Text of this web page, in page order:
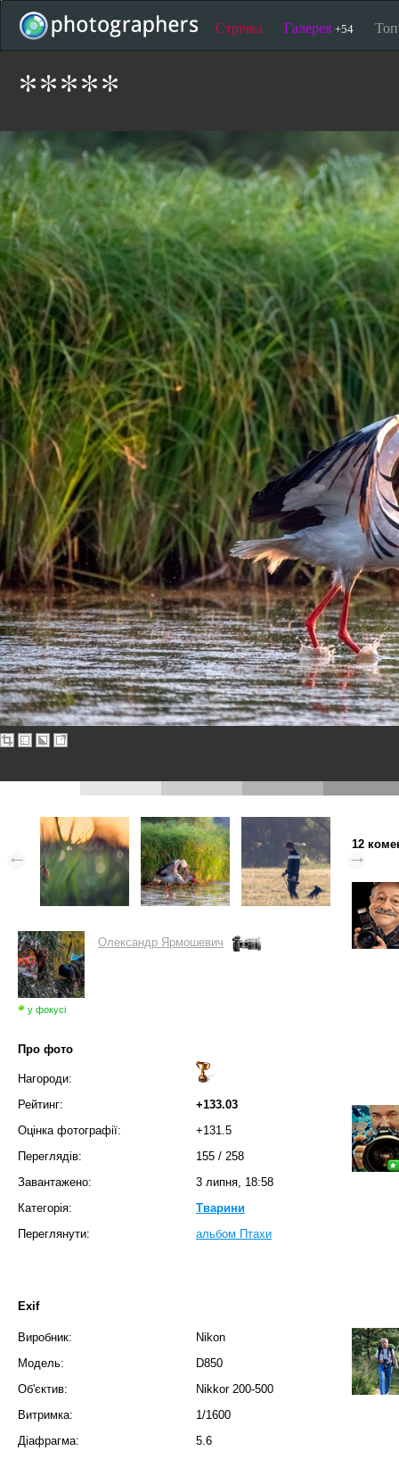
Стрічка Галерея +54
*****
у фокусі
Олександр Ярмошевич
Про фото
Нагороди:
Рейтинг:
+133.03
Оцінка фотографії:
+131.5
Переглядів:
155 / 258
Завантажено:
3 липня, 18:58
Категорія:
Тварини
Переглянути:
альбом Птахи
Exif
Виробник:
Nikon
Модель:
D850
Об'єктив:
Nikkor 200-500
Витримка:
1/1600
Діафрагма:
5.6
12